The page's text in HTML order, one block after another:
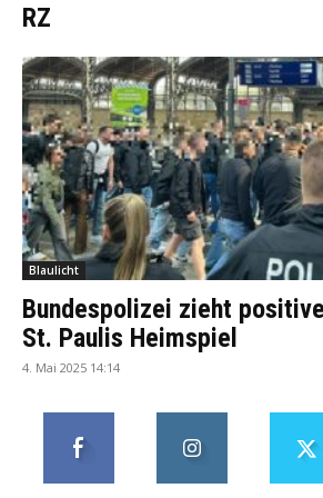
RZ
Blaulicht
Bundespolizei zieht
St. Paulis Heimspiel
4. Mai 2025 14:14